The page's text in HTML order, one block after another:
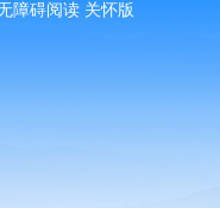
障碍阅读 关怀版